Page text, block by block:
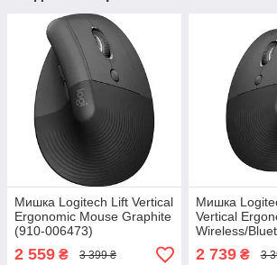
Мишка Logitech Lift Vertical
Ergonomic Mouse Graphite
(910-006473)
2 559 ₴ 3 399 ₴
Мишка
Vertical
Wireless/
Graphite
2 739₴ 3